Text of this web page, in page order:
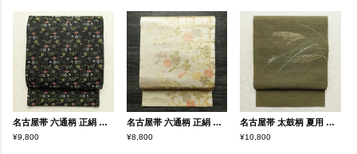
名古屋帯 六通柄 正絹 古典柄 通し仕立て なごや帯 リサイクル帯 比翼仕立て 帯 黒
¥9,800
名古屋帯 六通柄 正絹 花柄 名古屋仕立て なごや帯 リサイクル帯 帯 箔 金糸 ベージュ
¥8,800
名古屋帯 太鼓柄 夏用 正絹 木の葉・植物柄 松葉仕立て なごや帯 リサイクル帯 帯 緑・うぐいす色
¥10,800